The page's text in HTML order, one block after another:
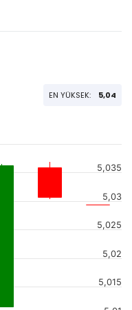
EN YÜKSEK: 5,04
5,015
5,02
5,025
5,03
5,035